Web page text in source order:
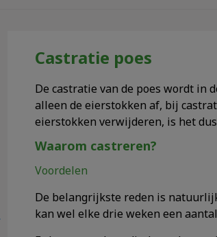
Castratie poes
De castratie van de poes wordt in
alleen de eierstokken af, bij
eierstokken verwijderen, is het
Waarom castreren?
Voordelen
De belangrijkste reden is
kan wel elke drie weken een